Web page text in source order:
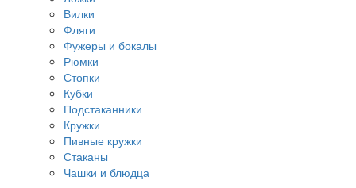
Вилки
Фляги
Фужеры и бокалы
Рюмки
Стопки
Кубки
Подстаканники
Кружки
Пивные кружки
Стаканы
Чашки и блюдца